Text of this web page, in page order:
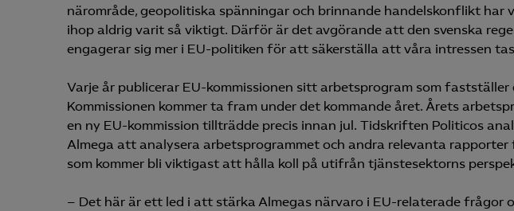
närområde, geopolitiska spänningar och brinnande handelskonflikt har
ihop aldrig varit så viktigt. Därför är det avgörande att den svenska
engagerar sig mer i EU-politiken för att säkerställa att våra intressen
Varje år publicerar EU-kommissionen sitt arbetsprogram som
Kommissionen kommer ta fram under det kommande året. Årets
en ny EU-kommission tillträdde precis innan jul. Tidskriften Politicos
Almega att analysera arbetsprogrammet och andra relevanta
som kommer bli viktigast att hålla koll på utifrån tjänstesektorns
– Det här är ett led i att stärka Almegas närvaro i EU-relaterade